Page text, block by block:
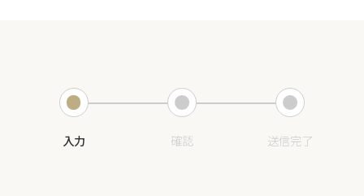
入力 確認 送信完了